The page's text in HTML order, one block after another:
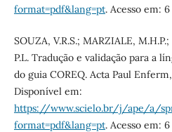
format=pdf&lang=pt. Acesso em:
SOUZA, V.R.S.; MARZIALE,
P.L. Tradução e validação para a
do guia COREQ. Acta Paul
Disponível em:
https://www.scielo.br/j/ape/a/
format=pdf&lang=pt. Acesso em: